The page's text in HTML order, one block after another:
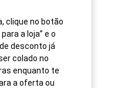
clique no botão
a loja” e o
desconto já
colado no
enquanto te
a oferta ou